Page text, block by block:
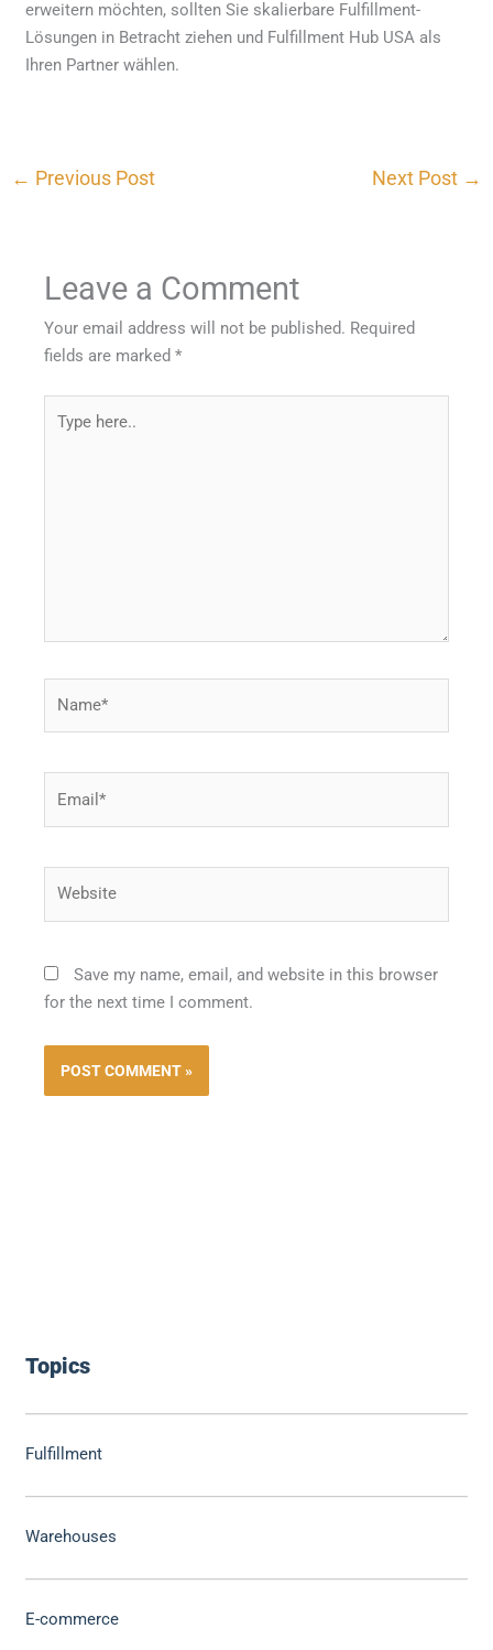
Topics
Fulfillment
Warehouses
E-commerce
erweitern möchten, sollten Sie skalierbare Fulfillment-
Lösungen in Betracht ziehen und Fulfillment Hub USA als
Ihren Partner wählen.
← Previous Post Next Post →
Leave a Comment
Your email address will not be published. Required
fields are marked*
here..
Save my name, email, and website in this browser
for the next time I comment.